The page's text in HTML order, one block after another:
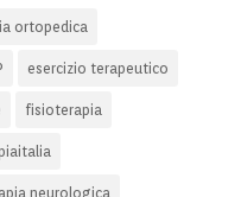
ortopedica
esercizio terapeutico
fisioterapia
neurologica